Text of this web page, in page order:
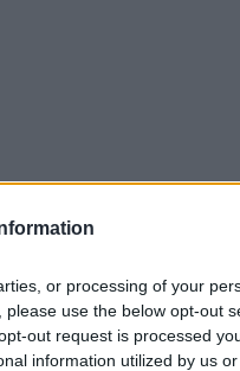
or processing of your
use the below opt-out
out request is processed
information utilized by us